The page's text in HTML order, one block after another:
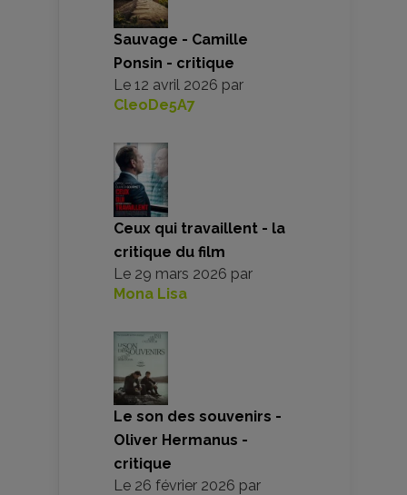
Sauvage - Camille
Ponsin - critique
Le 12 avril 2026 par
CleoDe5A7
Ceux qui travaillent - la
critique du film
Le 29 mars 2026 par
Mona Lisa
Le son des souvenirs -
Oliver Hermanus -
critique
Le 26 février 2026 par